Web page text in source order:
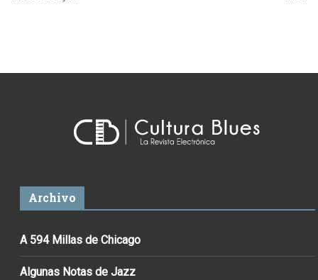
Archivo
A 594 Millas de Chicago
Algunas Notas de Jazz